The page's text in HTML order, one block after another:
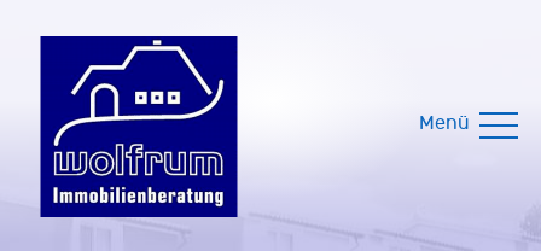
Menü